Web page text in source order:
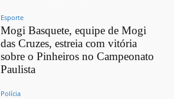
Esporte
Mogi Basquete, equipe de Mogi
das Cruzes, estreia com vitória
sobre o Pinheiros no Campeonato
Paulista
Polícia